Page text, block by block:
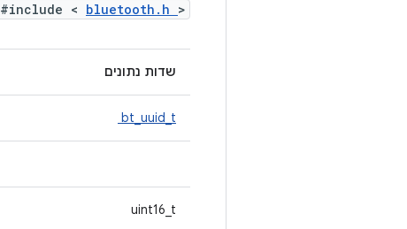
#include < bluetooth.h >
שדות נתונים
bt_uuid_t
uint16_t